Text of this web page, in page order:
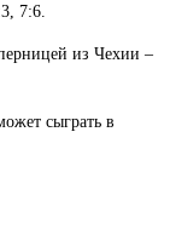
7:6.
из Чехии –
сыграть в